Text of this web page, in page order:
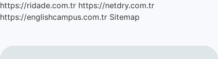
https://ridade.com.tr https://netdry.com.tr
https://englishcampus.com.tr Sitemap